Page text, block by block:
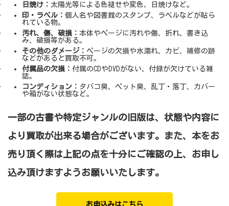
日焼け： 太陽光等による色褪せや変色、日焼けなど。
印・ラベル： 個人名や図書館のスタンプ、ラベルなどが貼ら
れている物。
汚れ、傷、破損： 本体やページに汚れや傷、折れ、書き込
み、破損等がある。
その他のダメージ： ページの欠損や水濡れ、カビ、補修の跡
などがあると買取不可。
付属品の欠損： 付属のCDやDVDがない、付録が欠けている雑
誌。
コンディション： タバコ臭、ペット臭、乱丁・落丁、カバー
や箱がない状態など。
一部の古書や特定ジャンルの旧版は、状態や内容に
より買取が出来る場合がございます。
また、本をお
売り頂く際は上記の点を十分にご確認の上、お申し
込み頂けますようお願いいたします。
お申込みはこちら